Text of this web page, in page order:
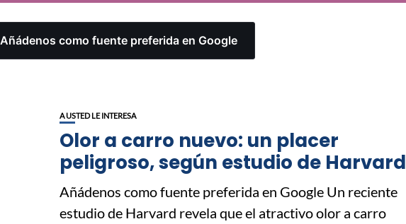
Añádenos como fuente preferida en Google
A USTED LE INTERESA
Olor a carro nuevo: un placer
peligroso, según estudio de Harvard
Añádenos como fuente preferida en Google Un reciente
estudio de Harvard revela que el atractivo olor a carro